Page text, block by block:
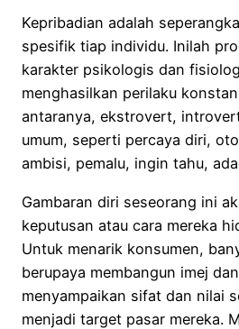
Kepribadian adalah
spesifik tiap individu. Inilah
karakter psikologis dan
menghasilkan perilaku
antaranya, ekstrovert,
umum, seperti percaya diri,
ambisi, pemalu, ingin tahu,
Gambaran diri seseorang ini
keputusan atau cara mereka
Untuk menarik konsumen,
berupaya membangun imej
menyampaikan sifat dan nilai
menjadi target pasar mereka.